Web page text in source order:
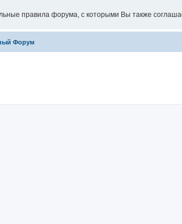
правила форума, с которыми Вы также
Форум